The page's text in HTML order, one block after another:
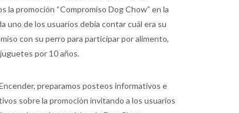
la promoción “Compromiso Dog Chow” en la
uno de los usuarios debía contar cuál era su
con su perro para participar por alimento,
por 10 años.
preparamos posteos informativos e
sobre la promoción invitando a los usuarios